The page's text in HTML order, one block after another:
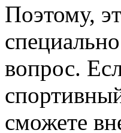
Поэтому,
вопрос.
сможете